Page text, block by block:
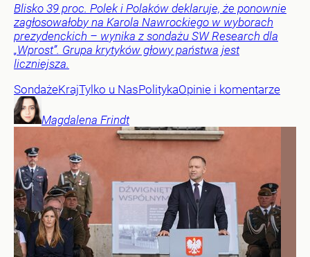
Blisko 39 proc. Polek i Polaków deklaruje, że ponownie
zagłosowałoby na Karola Nawrockiego w wyborach
prezydenckich – wynika z sondażu SW Research dla
„Wprost”. Grupa krytyków głowy państwa jest
liczniejsza.
SondażeKrajTylko u NasPolitykaOpinie i komentarze
Magdalena Frindt